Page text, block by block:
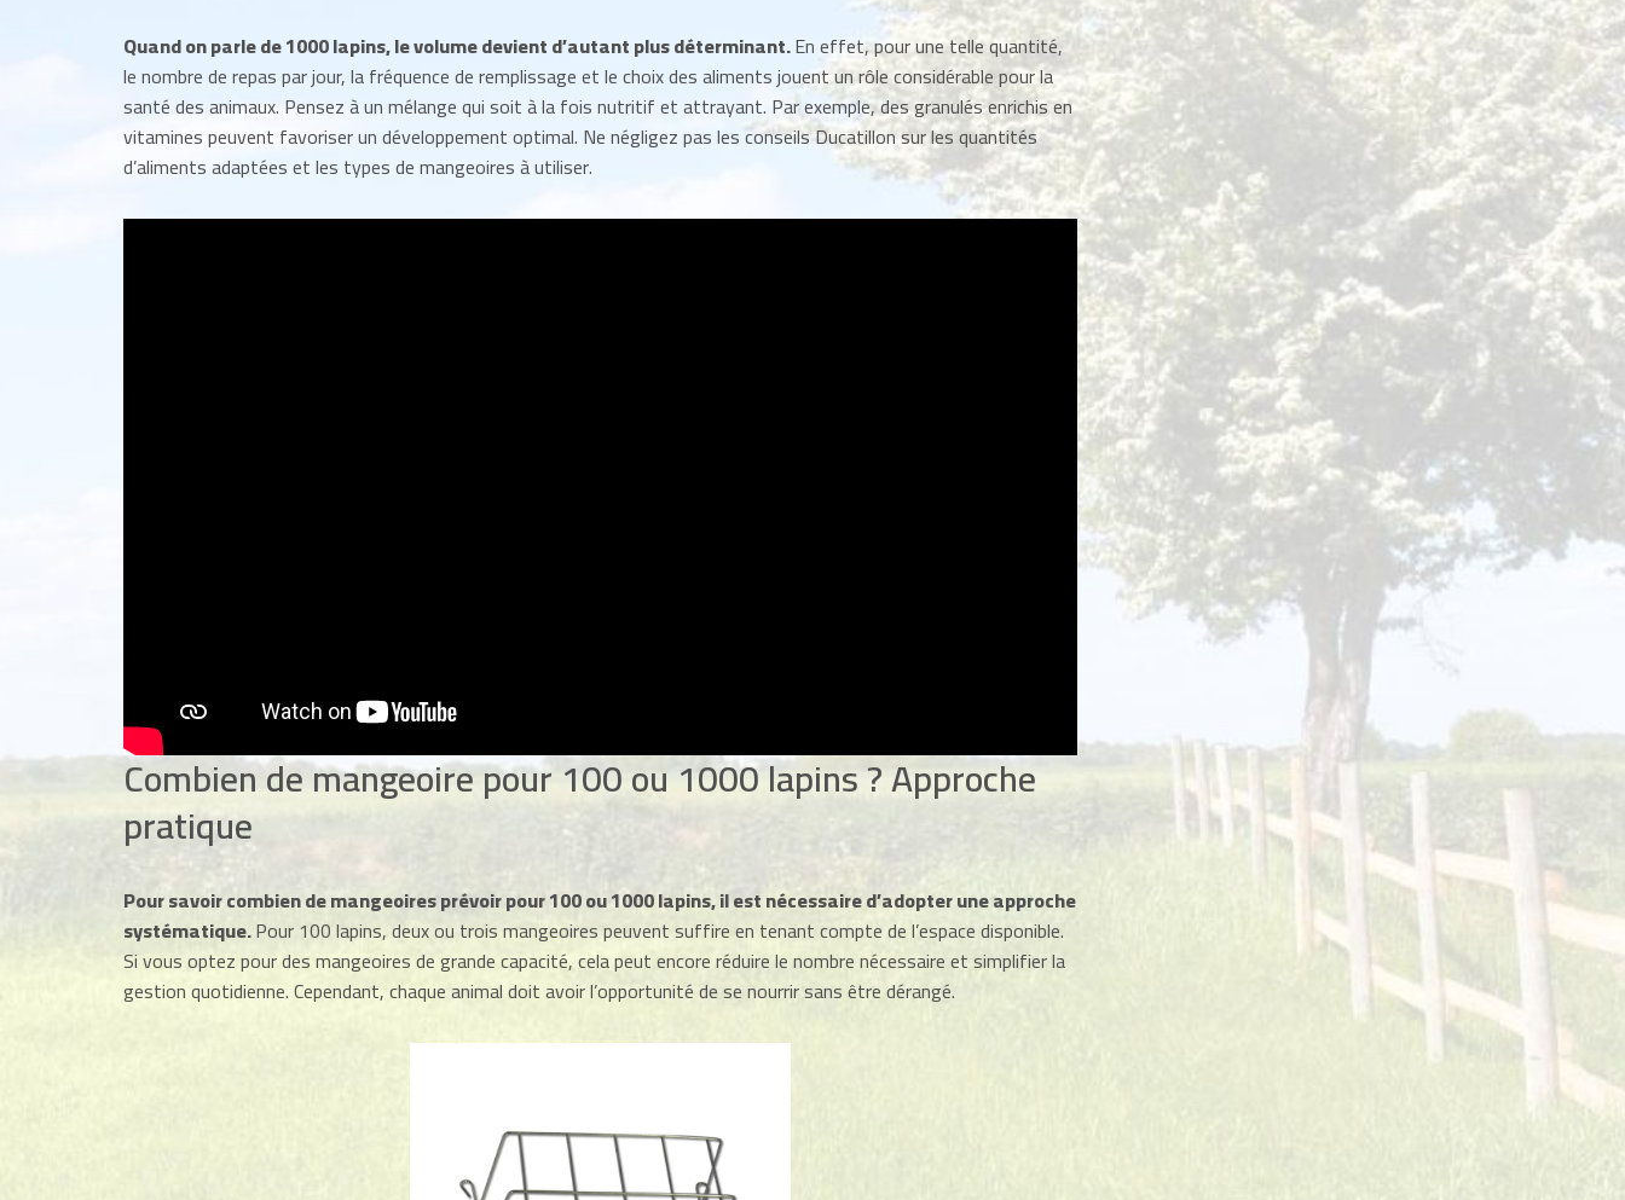
Quand on parle de 1000 lapins, le volume devient d’autant plus déterminant.En effet, pour une telle quantité,
le nombre de repas par jour, la fréquence de remplissage et le choix des aliments jouent un rôle considérable pour la
santé des animaux. Pensez à un mélange qui soit à la fois nutritif et attrayant. Par exemple, des granulés enrichis en
vitamines peuvent favoriser un développement optimal. Ne négligez pas les conseils Ducatillon sur les quantités
d’aliments adaptées et les types de mangeoires à utiliser.
Combien de mangeoire pour 100 ou 1000 lapins ? Approche
pratique
Pour savoir combien de mangeoires prévoir pour 100 ou 1000 lapins, il est nécessaire d’adopter une approche
systématique.Pour 100 lapins, deux ou trois mangeoires peuvent suffire en tenant compte de l’espace disponible.
Si vous optez pour des mangeoires de grande capacité, cela peut encore réduire le nombre nécessaire et simplifier la
gestion quotidienne. Cependant, chaque animal doit avoir l’opportunité de se nourrir sans être dérangé.